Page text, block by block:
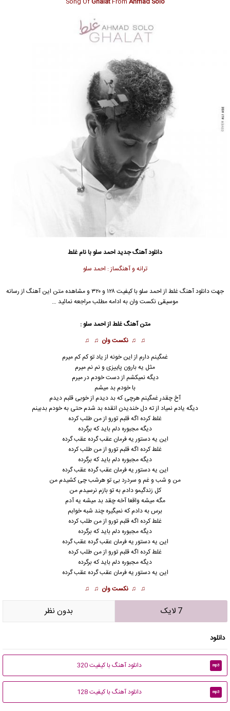
دانلود آهنگ جدیداحمد سلو با نام غلط
ترانه و آهنگساز : احمد سلو
جهت دانلود آهنگ غلط از احمد سلو با کیفیت ۱۲۸ و ۳۲۰ و مشاهده متن این آهنگ از رسانه
موسیقی نکست وان به ادامه مطلب مراجعه نمائید …
متن آهنگ غلط از احمد سلو :
♫ ♫ نکست وان ♫ ♫
غمگینم دارم از این خونه از یاد تو کم کم میرم
مثل یه بارون پاییزی و نم نم میرم
دیگه نمیکشم از دست خودم در میرم
با خودم بد میشم
آخ چقدر غمگینم هرچی که بد دیدم از خوبی قلبم دیدم
دیگه یادم نمیاد از ته دل خندیدن انقده بد شدم حتی به خودم بدبینم
غلط کرده اگه قلبم تورو از من طلب کرده
دیگه مجبوره دلم باید که برگرده
این یه دستور یه فرمان عقب گرده عقب گرده
غلط کرده اگه قلبم تورو از من طلب کرده
دیگه مجبوره دلم باید که برگرده
این یه دستور یه فرمان عقب گرده عقب گرده
من و شب و غم و سردرد بی تو هرشب چی کشیدم من
کل زندگیمو دادم به تو بازم نرسیدم من
مگه میشه واقعا آخه چقد بد میشه یه آدم
برس به دادم که نمیگیره چند شبه خوابم
غلط کرده اگه قلبم تورو از من طلب کرده
دیگه مجبوره دلم باید که برگرده
این یه دستور یه فرمان عقب گرده عقب گرده
غلط کرده اگه قلبم تورو از من طلب کرده
دیگه مجبوره دلم باید که برگرده
این یه دستور یه فرمان عقب گرده عقب گرده
♫ ♫ نکست وان ♫ ♫
7 لایک بدون نظر
دانلود
mp3 دانلود آهنگ با کیفیت 320
mp3 دانلود آهنگ با کیفیت 128